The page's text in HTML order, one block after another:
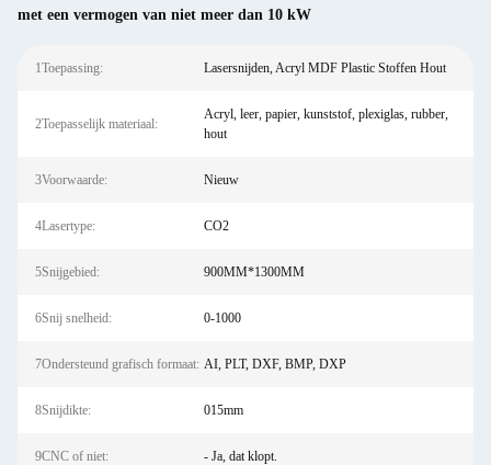
met een vermogen van niet meer dan 10 kW
1Toepassing: Lasersnijden, Acryl MDF Plastic Stoffen Hout
2Toepasselijk materiaal:
Acryl, leer, papier, kunststof, plexiglas, rubber,
hout
3Voorwaarde: Nieuw
4Lasertype: CO2
5Snijgebied: 900MM*1300MM
6Snij snelheid: 0-1000
7Ondersteund grafisch formaat: AI, PLT, DXF, BMP, DXP
8Snijdikte: 015mm
9CNC of niet: - Ja, dat klopt.